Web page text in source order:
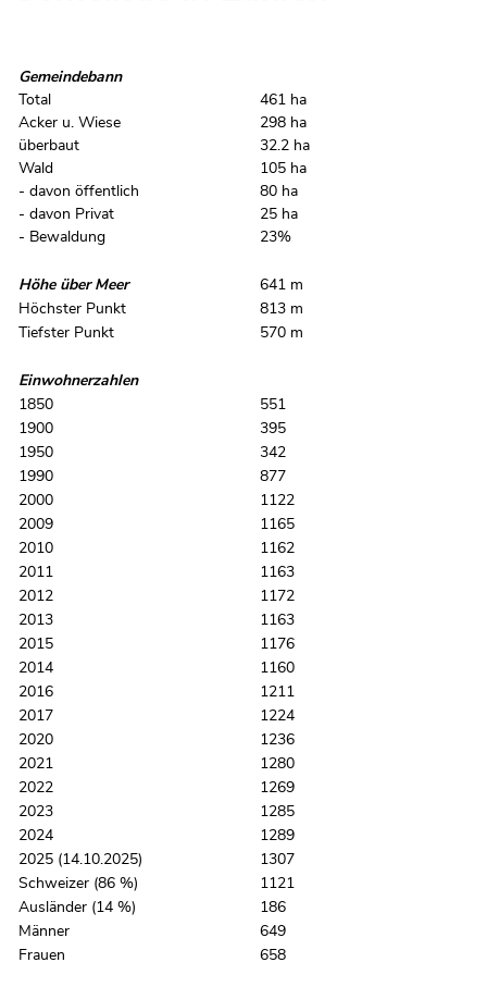
Gemeindebann
Total
461 ha
Acker u. Wiese
298 ha
überbaut
32.2 ha
Wald
105 ha
- davon öffentlich
80 ha
- davon Privat
25 ha
- Bewaldung
23%
Höhe über Meer
641 m
Höchster Punkt
813 m
Tiefster Punkt
570 m
Einwohnerzahlen
1850
551
1900
395
1950
342
1990
877
2000
1122
2009
1165
2010
1162
2011
1163
2012
1172
2013
1163
2015
1176
2014
1160
2016
1211
2017
1224
2020
1236
2021
1280
2022
1269
2023
1285
2024
1289
2025 (14.10.2025)
1307
Schweizer (86 %)
1121
Ausländer (14 %)
186
Männer
649
Frauen
658